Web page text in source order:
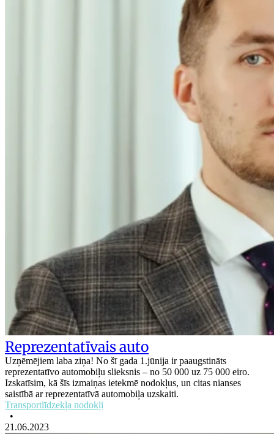
Reprezentatīvais auto
Uzņēmējiem laba ziņa! No šī gada 1.jūnija ir paaugstināts
reprezentatīvo automobiļu slieksnis – no 50 000 uz 75 000 eiro.
Izskatīsim, kā šīs izmaiņas ietekmē nodokļus, un citas nianses
saistībā ar reprezentatīvā automobiļa uzskaiti.
Transportlīdzekļa nodokļi
•
21.06.2023